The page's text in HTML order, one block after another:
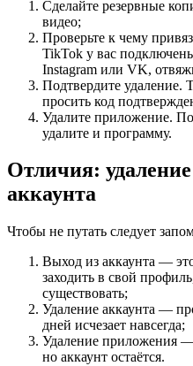
Сделайте резервные
видео;
Проверьте к чему
TikTok у вас
Instagram или VK,
Подтвердите удаление.
просить код
Удалите приложение.
удалите и программу.
Отличия:
аккаунта
Чтобы не путать следует
Выход из аккаунта —
заходить в свой
существовать;
Удаление аккаунта —
дней исчезает навсегда;
Удаление приложения —
но аккаунт остаётся.